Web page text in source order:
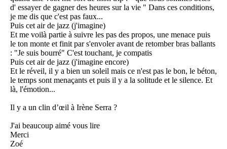
d' essayer de gagner des heures sur la vie " Dans ces conditions,
je me dis que c'est pas faux...
Puis cet air de jazz (j'imagine)
Et me voilà partie à suivre les pas des propos, une menace puis
le ton monte et finit par s'envoler avant de retomber bras ballants
: "Je suis bourré" C'est touchant, je compatis
Puis cet air de jazz (j'imagine encore)
Et le réveil, il y a bien un soleil mais ce n'est pas le bon, le béton,
le temps sont menaçants et puis il y a la solitude et le silence. Et
là, l'émotion...
Il y a un clin d’œil à Irène Serra ?
J'ai beaucoup aimé vous lire
Merci
Zoé